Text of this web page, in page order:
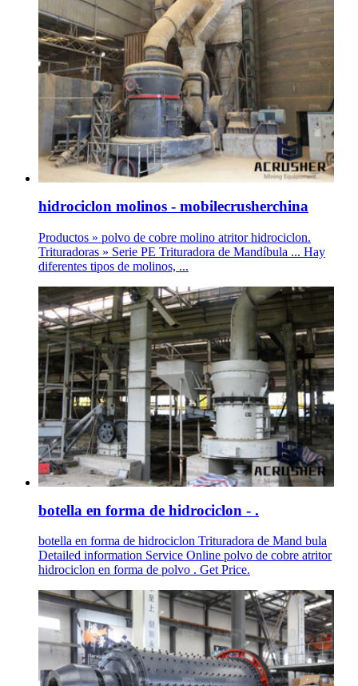
hidrociclon molinos - mobilecrusherchina
Productos » polvo de cobre molino atritor hidrociclon.
Trituradoras » Serie PE Trituradora de Mandíbula ... Hay
diferentes tipos de molinos, ...
botella en forma de hidrociclon - .
botella en forma de hidrociclon Trituradora de Mand bula
Detailed information Service Online polvo de cobre atritor
hidrociclon en forma de polvo . Get Price.